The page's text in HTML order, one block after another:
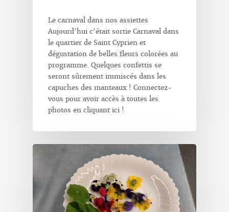
Le carnaval dans nos assiettes
Aujourd'hui c'était sortie Carnaval dans
le quartier de Saint Cyprien et
dégustation de belles fleurs colorées au
programme. Quelques confettis se
seront sûrement immiscés dans les
capuches des manteaux ! Connectez-
vous pour avoir accès à toutes les
photos en cliquant ici !